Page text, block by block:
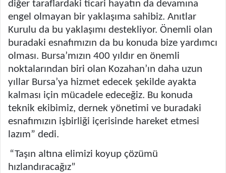
diğer taraflardaki ticari hayatın da devamına
engel olmayan bir yaklaşıma sahibiz. Anıtlar
Kurulu da bu yaklaşımı destekliyor. Önemli olan
buradaki esnafımızın da bu konuda bize yardımcı
olması. Bursa’mızın 400 yıldır en önemli
noktalarından biri olan Kozahan’ın daha uzun
yıllar Bursa’ya hizmet edecek şekilde ayakta
kalması için mücadele edeceğiz. Bu konuda
teknik ekibimiz, dernek yönetimi ve buradaki
esnafımızın işbirliği içerisinde hareket etmesi
lazım” dedi.
“Taşın altına elimizi koyup çözümü
hızlandıracağız”